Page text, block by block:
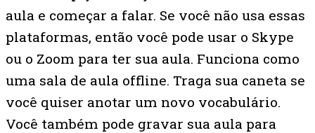
aula e começar a falar. Se você não usa essas
plataformas, então você pode usar o Skype
ou o Zoom para ter sua aula. Funciona como
uma sala de aula offline. Traga sua caneta se
você quiser anotar um novo vocabulário.
Você também pode gravar sua aula para